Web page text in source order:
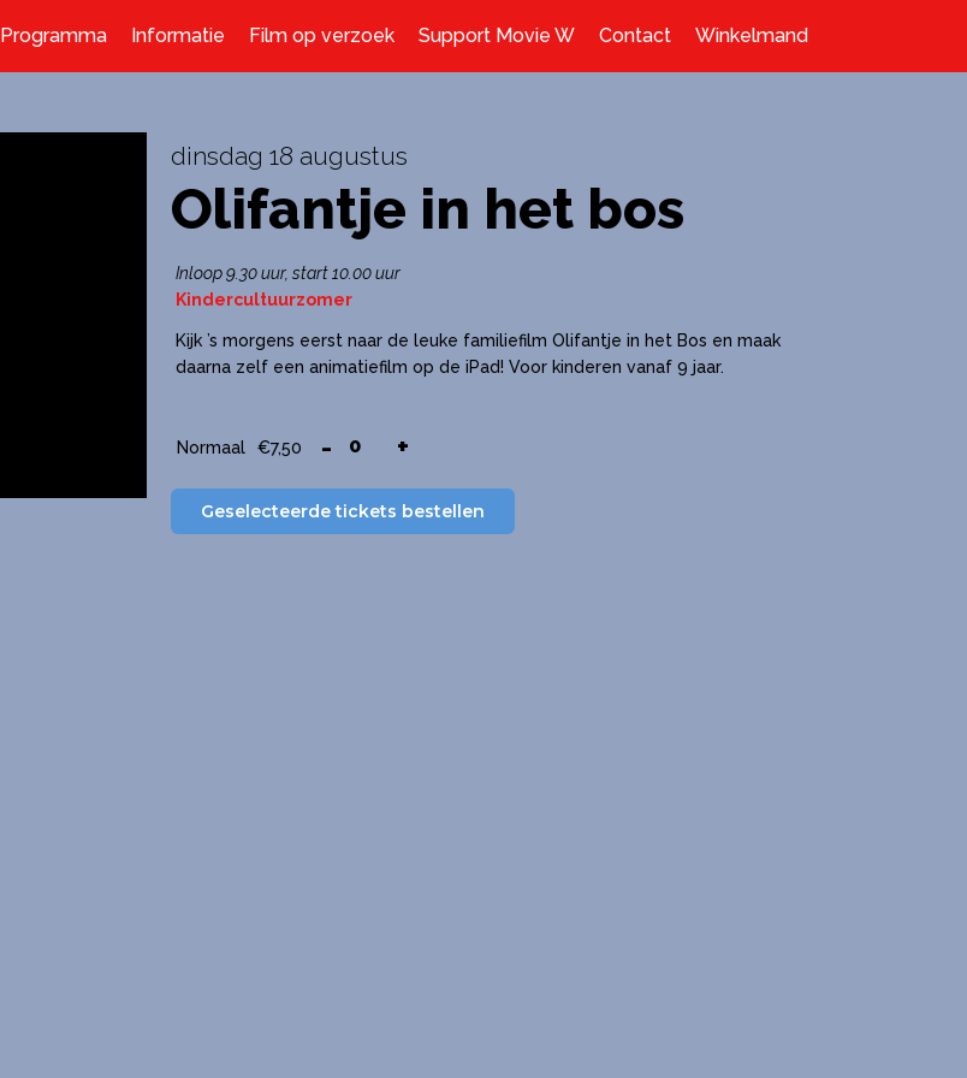
Programma Informatie Film op verzoek Support Movie W Contact Winkelmand
dinsdag 18 augustus
Olifantje in het bos
Inloop 9.30 uur, start 10.00 uur
Kindercultuurzomer
Kijk ’s morgens eerst naar de leuke familiefilm Olifantje in het Bos en maak
daarna zelf een animatiefilm op de iPad! Voor kinderen vanaf 9 jaar.
Normaal €7,50 - +
Geselecteerde tickets bestellen